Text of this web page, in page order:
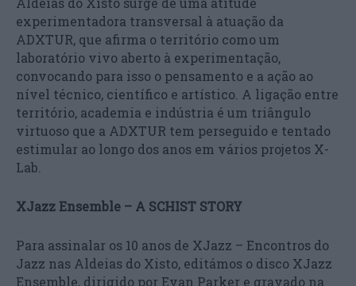
experimentadora transversal à atuação da
ADXTUR, que afirma o território como um
laboratório vivo aberto à experimentação,
convocando para isso o pensamento e a ação ao
nível técnico, científico e artístico. A ligação entre
território, academia e indústria é um triângulo
virtuoso que a ADXTUR tem perseguido e tentado
estimular ao longo dos anos em vários projetos X-
Lab.
XJazz Ensemble – A SCHIST STORY
Para assinalar os 10 anos de XJazz – Encontros do
Jazz nas Aldeias do Xisto, editámos o disco XJazz
Ensemble, dirigido por Evan Parker e gravado na